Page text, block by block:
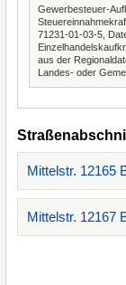
Gewerbesteuer-
71231-01-03-5,
aus der
Landes- oder
Mittelstr. 12165
Mittelstr. 12167